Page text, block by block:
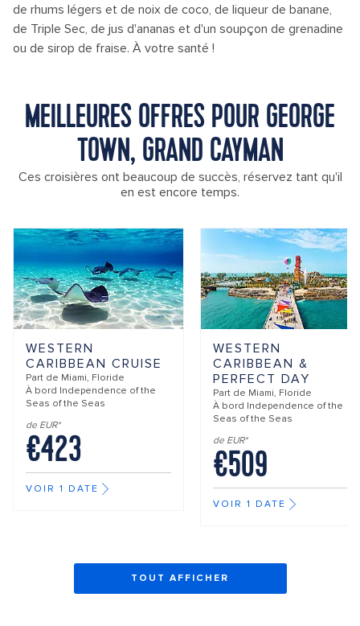
de rhums légers et de noix de coco, de liqueur de banane,
de Triple Sec, de jus d'ananas et d'un soupçon de grenadine
ou de sirop de fraise. À votre santé !
MEILLEURES OFFRES POUR GEORGE
TOWN, GRAND CAYMAN
Ces croisières ont beaucoup de succès, réservez tant qu'il
en est encore temps.
WESTERN
CARIBBEAN CRUISE
Part de Miami, Floride
À bord Independence of the
Seas of the Seas
de EUR*
€423
VOIR 1 DATE
WESTERN
CARIBBEAN &
PERFECT DAY
Part de Miami, Floride
À bord Independence of the
Seas of the Seas
de EUR*
€509
VOIR 1 DATE
TOUT AFFICHER